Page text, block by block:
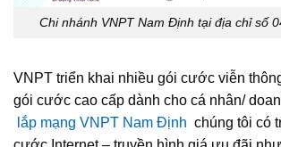
Chi nhánh VNPT Nam Định tại địa chỉ số
VNPT triển khai nhiều gói cước viễn
gói cước cao cấp dành cho cá nhân/
lắp mạng VNPT Nam Định chúng tôi có